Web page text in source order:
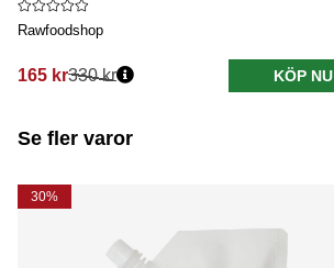
Rawfoodshop
165 kr330 kr KÖP NU
Se fler varor
30%